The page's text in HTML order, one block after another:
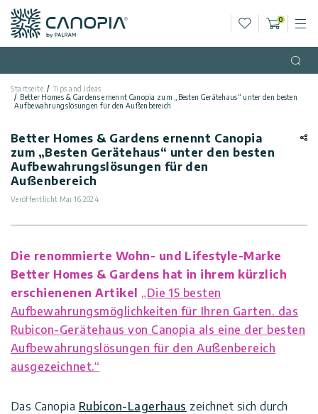
Canopia DE
Deutsch
Land USA
Kategorien
Gewächshäuser
Gartenpavillons
Gartenhäuser
Terrassenüberdachungen
Vordächer
Info
Kontaktiere
Kundengalerie
Tipps
und
Ideen
Allgemein
Allgemeine
Geschäftsbedingungen
Bestellstornierung
Versandoptionen
Wunschliste
0
Startseite
Tips and Ideas
Better Homes & Gardens ernennt Canopia zum „Besten Gerätehaus“ unter den besten
Aufbewahrungslösungen für den Außenbereich
Better Homes & Gardens ernennt Canopia
zum „Besten Gerätehaus“ unter den besten
Aufbewahrungslösungen für den
Außenbereich
Veröffentlicht Mai 16,2024
Die renommierte Wohn- und Lifestyle-Marke
Better Homes & Gardens hat in ihrem kürzlich
erschienenen Artikel „Die 15 besten
Aufbewahrungsmöglichkeiten für Ihren Garten. das
Rubicon-Gerätehaus von Canopia als eine der besten
Aufbewahrungslösungen für den Außenbereich
ausgezeichnet.“
Das Canopia Rubicon-Lagerhaus zeichnet sich durch